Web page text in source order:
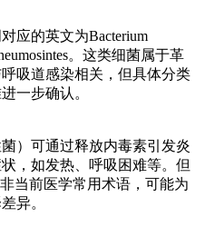
应的英文为Bacterium
。这类细菌属于革
吸道感染相关，但具体分类
一步确认。
）可通过释放内毒素引发炎
，如发热、呼吸困难等。但
当前医学常用术语，可能为
异。